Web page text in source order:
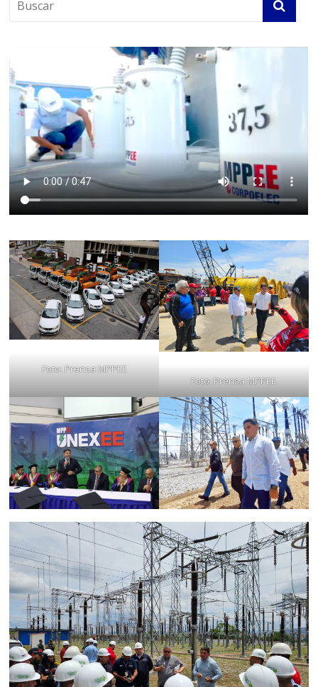
Foto: Prensa MPPEE
Foto: Prensa MPPEE